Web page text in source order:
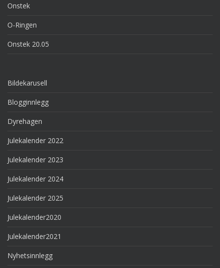
Onstek
O-Ringen
Onstek 20.05
Bildekarusell
Blogginnlegg
Dyrehagen
Julekalender 2022
Julekalender 2023
Julekalender 2024
Julekalender 2025
Julekalender2020
Julekalender2021
Nyhetsinnlegg